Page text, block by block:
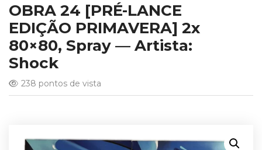
OBRA 24 [PRÉ-LANCE
EDIÇÃO PRIMAVERA] 2x
80×80, Spray — Artista:
Shock
238 pontos de vista